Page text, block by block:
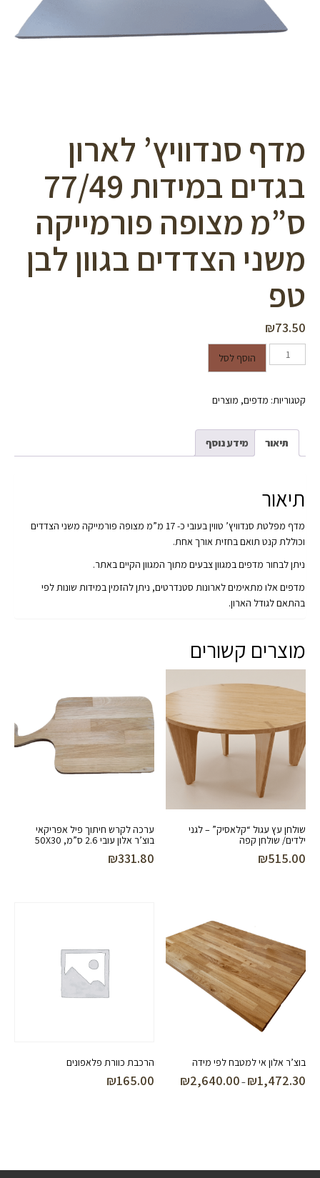
font_download
לאפס
מדף סנדוויץ’ לארון
בגדים במידות 77/49
ס”מ מצופה פורמייקה
משני הצדדים בגוון לבן
טפ
₪73.50
כמות של מדף סנדוויץ' לארון בגדים
במידות 77/49 ס"מ מצופה פורמייקה
הוסף לסל
קטגוריות: מדפים, מוצרים
תיאור מידע נוסף
תיאור
מדף מפלטת סנדוויץ’ טווין בעובי כ- 17 מ”מ מצופה פורמייקה משני הצדדים
וכוללת קנט תואם בחזית אורך אחת.
ניתן לבחור מדפים במגוון צבעים מתוך המגוון הקיים באתר.
מדפים אלו מתאימים לארונות סטנדרטים, ניתן להזמין במידות שונות לפי
בהתאם לגודל הארון.
מוצרים קשורים
שולחן עץ עגול “קלאסיק” – לגני
ילדים/ שולחן קפה
₪515.00
ערכה לקרש חיתוך פיל אפריקאי
בוצ’ר אלון עובי 2.6 ס”מ, 50X30
₪331.80
בוצ’ר אלון אי למטבח לפי מידה
₪1,472.30
–
₪2,640.00
הרכבת כוורת פלאפונים
₪165.00